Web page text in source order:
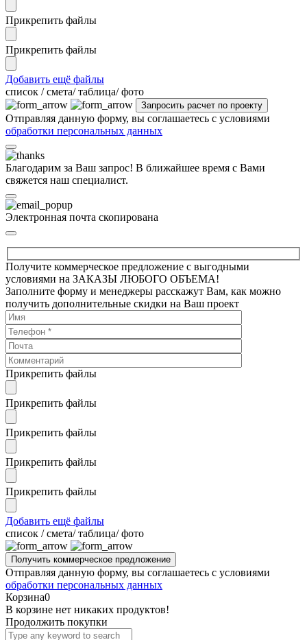
Прикрепить файлы
Прикрепить файлы
Добавить ещё файлы
cписок / смета/ таблица/ фото
Отправляя данную форму, вы соглашаетесь с условиями
обработки персональных данных
Благодарим за Ваш запрос! В ближайшее время с Вами
свяжется наш специалист.
Электронная почта скопирована
Получите коммерческое предложение с выгодными
условиями на ЗАКАЗЫ ЛЮБОГО ОБЪЕМА!
Заполните форму и менеджеры расскажут Вам, как можно
получить дополнительные скидки на Ваш проект
Прикрепить файлы
Прикрепить файлы
Прикрепить файлы
Прикрепить файлы
Прикрепить файлы
Добавить ещё файлы
cписок / смета/ таблица/ фото
Отправляя данную форму, вы соглашаетесь с условиями
обработки персональных данных
Корзина0
В корзине нет никаких продуктов!
Продолжить покупки